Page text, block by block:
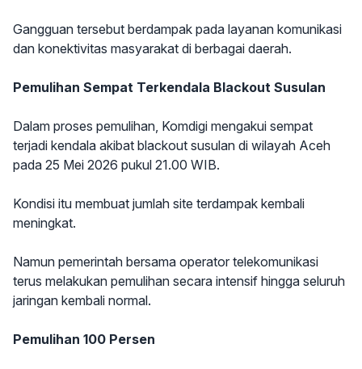
Gangguan tersebut berdampak pada layanan komunikasi
dan konektivitas masyarakat di berbagai daerah.
Pemulihan Sempat Terkendala Blackout Susulan
Dalam proses pemulihan, Komdigi mengakui sempat
terjadi kendala akibat blackout susulan di wilayah Aceh
pada 25 Mei 2026 pukul 21.00 WIB.
Kondisi itu membuat jumlah site terdampak kembali
meningkat.
Namun pemerintah bersama operator telekomunikasi
terus melakukan pemulihan secara intensif hingga seluruh
jaringan kembali normal.
Pemulihan 100 Persen